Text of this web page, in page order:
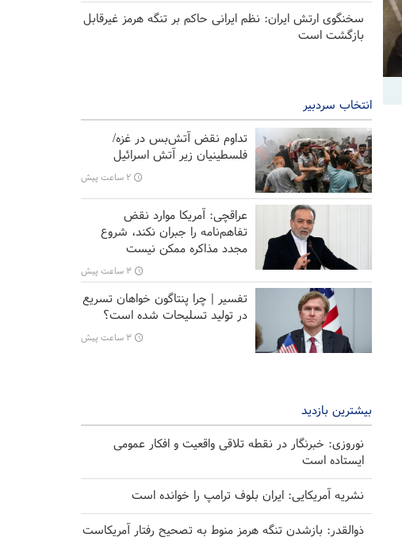
سخنگوی ارتش ایران: نظم ایرانی حاکم بر تنگه هرمز غیرقابل
بازگشت است
انتخاب سردبیر
تداوم نقض آتش‌بس در غزه/
فلسطینیان زیر آتش اسرائیل
۲ ساعت پیش
عراقچی: آمریکا موارد نقض
تفاهم‌نامه را جبران نکند، شروع
مجدد مذاکره ممکن نیست
۳ ساعت پیش
تفسیر | چرا پنتاگون خواهان تسریع
در تولید تسلیحات شده است؟
۳ ساعت پیش
بیشترین بازدید
نوروزی: خبرنگار در نقطه تلاقی واقعیت و افکار عمومی
ایستاده است
نشریه آمریکایی: ایران بلوف ترامپ را خوانده است
ذوالقدر: بازشدن تنگه هرمز منوط به تصحیح رفتار آمریکاست